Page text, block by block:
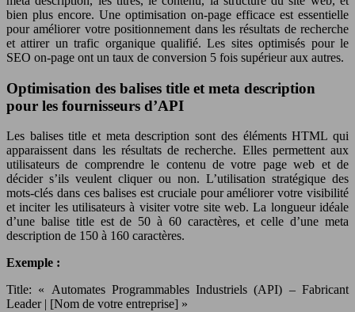
bien plus encore. Une optimisation on-page efficace est essentielle
pour améliorer votre positionnement dans les résultats de recherche
et attirer un trafic organique qualifié. Les sites optimisés pour le
SEO on-page ont un taux de conversion 5 fois supérieur aux autres.
Optimisation des balises title et meta description
pour les fournisseurs d’API
Les balises title et meta description sont des éléments HTML qui
apparaissent dans les résultats de recherche. Elles permettent aux
utilisateurs de comprendre le contenu de votre page web et de
décider s’ils veulent cliquer ou non. L’utilisation stratégique des
mots-clés dans ces balises est cruciale pour améliorer votre visibilité
et inciter les utilisateurs à visiter votre site web. La longueur idéale
d’une balise title est de 50 à 60 caractères, et celle d’une meta
description de 150 à 160 caractères.
Exemple :
Title: « Automates Programmables Industriels (API) – Fabricant
Leader | [Nom de votre entreprise] »